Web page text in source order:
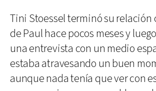
Tini Stoessel terminó su relación
de Paul hace pocos meses y
una entrevista con un medio
estaba atravesando un buen
aunque nada tenía que ver con